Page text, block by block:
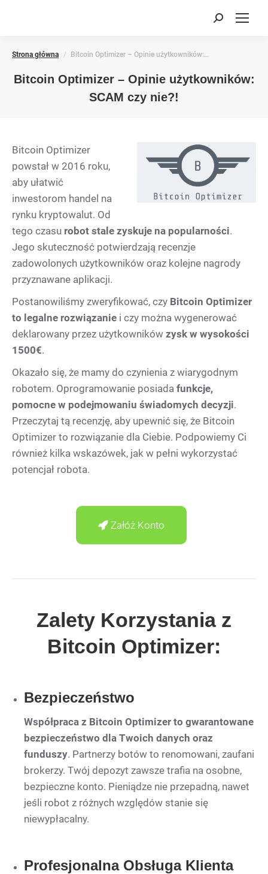
Search:
Bitcoin Optimizer – Opinie użytkowników:
SCAM czy nie?!
You are here:
Strona główna Bitcoin Optimizer – Opinie użytkowników:…
Bitcoin Optimizer
powstał w 2016 roku,
aby ułatwić
inwestorom handel na
rynku kryptowalut. Od
tego czasu robot stale zyskuje na popularności.
Jego skuteczność potwierdzają recenzje
zadowolonych użytkowników oraz kolejne nagrody
przyznawane aplikacji.
Postanowiliśmy zweryfikować, czy Bitcoin Optimizer
to legalne rozwiązanie i czy można wygenerować
deklarowany przez użytkowników zysk w wysokości
1500€.
Okazało się, że mamy do czynienia z wiarygodnym
robotem. Oprogramowanie posiada funkcje,
pomocne w podejmowaniu świadomych decyzji.
Przeczytaj tą recenzję, aby upewnić się, że Bitcoin
Optimizer to rozwiązanie dla Ciebie. Podpowiemy Ci
również kilka wskazówek, jak w pełni wykorzystać
potencjał robota.
Załóż Konto
Zalety Korzystania z
Bitcoin Optimizer:
Bezpieczeństwo
Współpraca z Bitcoin Optimizer to gwarantowane
bezpieczeństwo dla Twoich danych oraz
funduszy. Partnerzy botów to renomowani, zaufani
brokerzy. Twój depozyt zawsze trafia na osobne,
bezpieczne konto. Pieniądze nie przepadną, nawet
jeśli robot z różnych względów stanie się
niewypłacalny.
Profesjonalna Obsługa Klienta